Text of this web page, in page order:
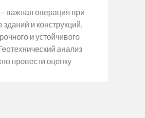
важная операция при
зданий и конструкций,
и устойчивого
анализ
провести оценку